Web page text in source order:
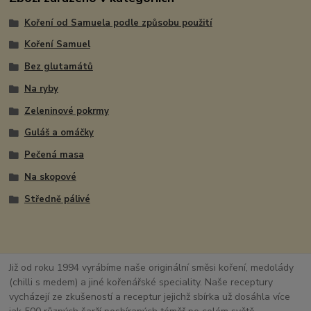
Koření od Samuela podle způsobu použití
Koření Samuel
Bez glutamátů
Na ryby
Zeleninové pokrmy
Guláš a omáčky
Pečená masa
Na skopové
Středně pálivé
Již od roku 1994 vyrábíme naše originální směsi koření, medolády
(chilli s medem) a jiné kořenářské speciality. Naše receptury
vycházejí ze zkušeností a receptur jejichž sbírka už dosáhla více